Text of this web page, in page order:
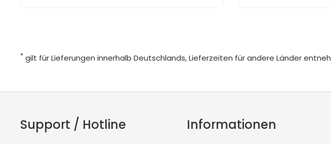
* gilt für Lieferungen innerhalb Deutschlands, Lieferzeiten für andere Länder
Support / Hotline Informationen